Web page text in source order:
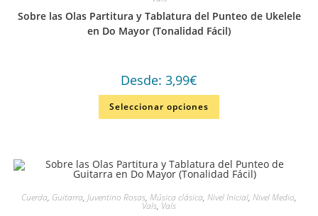
Sobre las Olas Partitura y Tablatura del Punteo de Ukelele
en Do Mayor (Tonalidad Fácil)
Desde: 3,99€
Seleccionar opciones
Cuerda, Guitarra, Juventino Rosas, Música clásica, Nivel Inicial, Nivel Medio,
Vals, Vals